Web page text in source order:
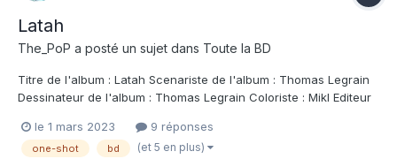
Latah
The_PoP a posté un sujet dans Toute la BD
Titre de l'album : Latah Scenariste de l'album : Thomas Legrain
Dessinateur de l'album : Thomas Legrain Coloriste : Mikl Editeur
raconte que quelque part au beau milieu de la jungle
vietnamienne se trouve le te...
le 1 mars 2023 9 réponses
one-shot bd (et 5 en plus)